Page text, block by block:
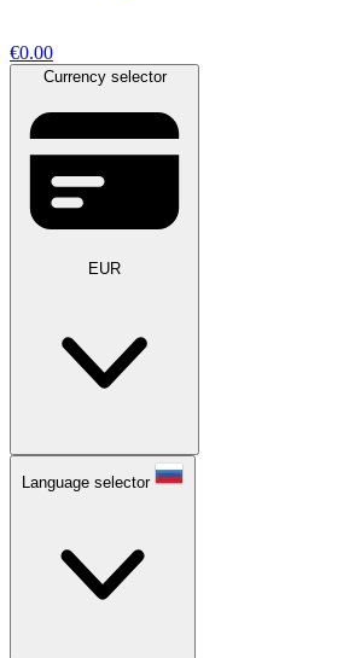
€0.00
Currency selector
EUR
Language selector